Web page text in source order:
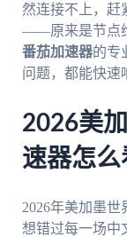
然连接不上，赶
——原来是节点
番茄加速器的专
问题，都能快速
2026美
速器怎么
2026年美加墨
想错过每一场中